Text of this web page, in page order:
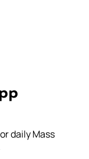
daily Mass